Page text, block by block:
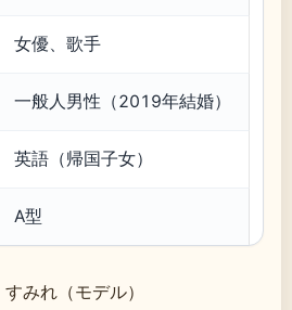
女優、歌手
一般人男性（2019年結婚）
英語（帰国子女）
A型
すみれ（モデル）